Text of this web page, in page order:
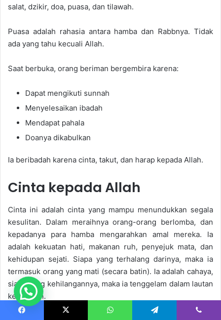
salat, dzikir, doa, puasa, dan tilawah.
Puasa adalah rahasia antara hamba dan Rabbnya. Tidak
ada yang tahu kecuali Allah.
Saat berbuka, orang beriman bergembira karena:
Dapat mengikuti sunnah
Menyelesaikan ibadah
Mendapat pahala
Doanya dikabulkan
Ia beribadah karena cinta, takut, dan harap kepada Allah.
Cinta kepada Allah
Cinta ini adalah cinta yang mampu menundukkan segala
kesulitan. Dalam meraihnya orang-orang berlomba, dan
kepadanya para hamba mengarahkan amal mereka. Ia
adalah kekuatan hati, makanan ruh, penyejuk mata, dan
kehidupan sejati. Siapa yang terhalang darinya, maka ia
termasuk orang yang mati (secara batin). Ia adalah cahaya,
siapa yang kehilangannya, maka ia tenggelam dalam lautan
kegelapan.